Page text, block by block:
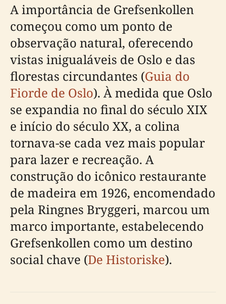
A importância de Grefsenkollen
começou como um ponto de
observação natural, oferecendo
vistas inigualáveis de Oslo e das
florestas circundantes (Guia do
Fiorde de Oslo). À medida que Oslo
se expandia no final do século XIX
e início do século XX, a colina
tornava-se cada vez mais popular
para lazer e recreação. A
construção do icônico restaurante
de madeira em 1926, encomendado
pela Ringnes Bryggeri, marcou um
marco importante, estabelecendo
Grefsenkollen como um destino
social chave (De Historiske).